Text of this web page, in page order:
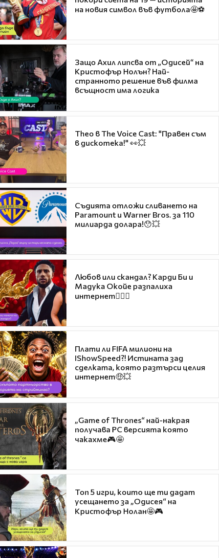
на новия символ във футбола🤩⚽
Защо Ахил липсва от „Одисей“ на
Кристофър Нолън? Най-
странното решение във филма
всъщност има логика
Theo в The Voice Cast: "Правен съм
в дискотека!" 👀💥
Съдията отложи сливането на
Paramount и Warner Bros. за 110
милиарда долара!😯💥
Любов или скандал? Карди Би и
Мадука Окойе разпалиха
интернет❤️‍🔥🔥
Плати ли FIFA милиони на
IShowSpeed?! Истината зад
сделката, която разтърси целия
интернет🤑💥
„Game of Thrones“ най-накрая
получава PC версията която
чакахме🎮🤩
Топ 5 игри, които ще ти дадат
усещането за „Одисея“ на
Кристофър Нолан🤩🎮